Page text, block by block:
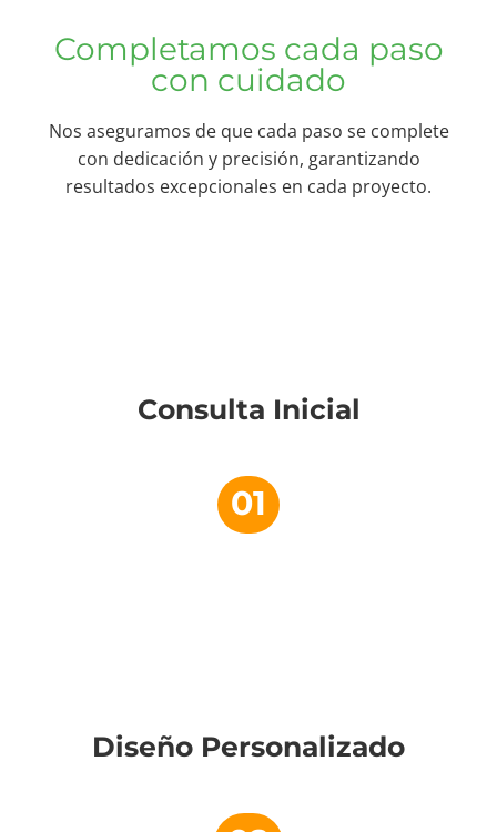
Completamos cada paso
con cuidado
Nos aseguramos de que cada paso se complete
con dedicación y precisión, garantizando
resultados excepcionales en cada proyecto.
Consulta Inicial
01
Diseño Personalizado